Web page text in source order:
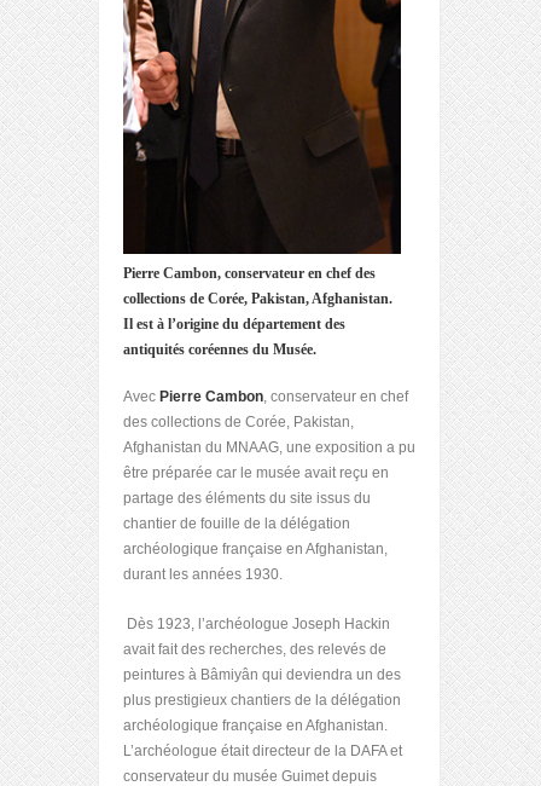
Pierre Cambon, conservateur en chef des
collections de Corée, Pakistan, Afghanistan.
Il est à l’origine du département des
antiquités coréennes du Musée.
Avec Pierre Cambon, conservateur en chef
des collections de Corée, Pakistan,
Afghanistan du MNAAG, une exposition a pu
être préparée car le musée avait reçu en
partage des éléments du site issus du
chantier de fouille de la délégation
archéologique française en Afghanistan,
durant les années 1930.
Dès 1923, l’archéologue Joseph Hackin
avait fait des recherches, des relevés de
peintures à Bâmiyân qui deviendra un des
plus prestigieux chantiers de la délégation
archéologique française en Afghanistan.
L’archéologue était directeur de la DAFA et
conservateur du musée Guimet depuis